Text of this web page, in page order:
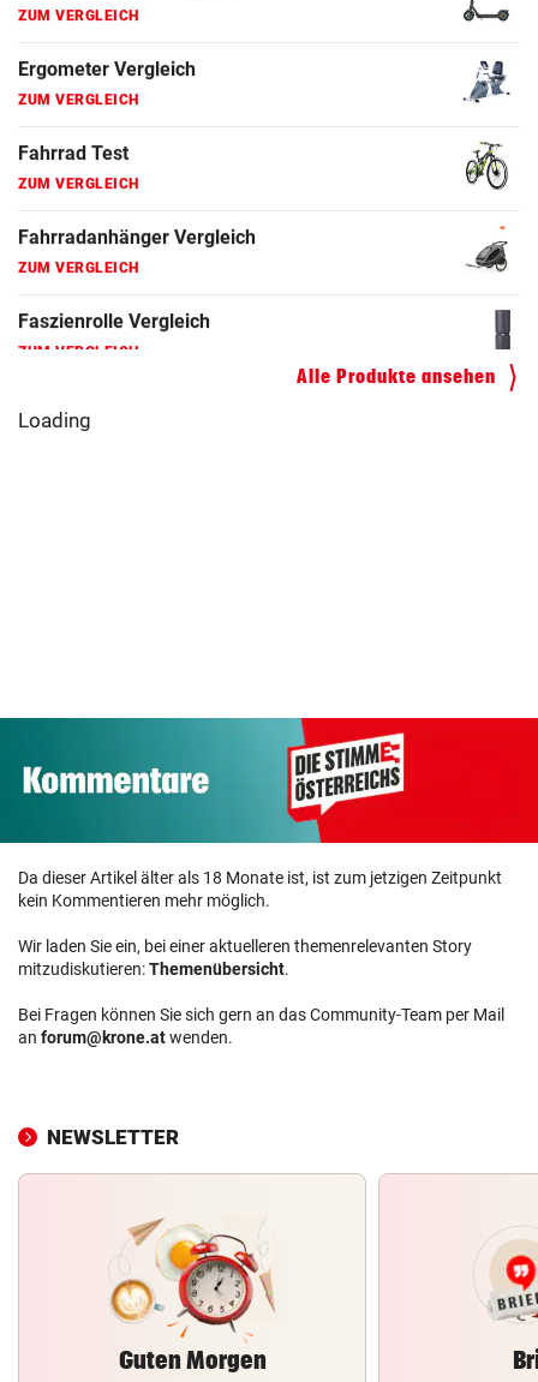
ZUM VERGLEICH
ZUM VERGLEICH
ZUM VERGLEICH
ZUM VERGLEICH
Alle Produkte ansehen
Loading
Da dieser Artikel älter als 18 Monate ist, ist zum jetzigen Zeitpunkt
kein Kommentieren mehr möglich.
Wir laden Sie ein, bei einer aktuelleren themenrelevanten Story
mitzudiskutieren:Themenübersicht.
Bei Fragen können Sie sich gern an das Community-Team per Mail
an forum@krone.atwenden.
NEWSLETTER
Guten Morgen